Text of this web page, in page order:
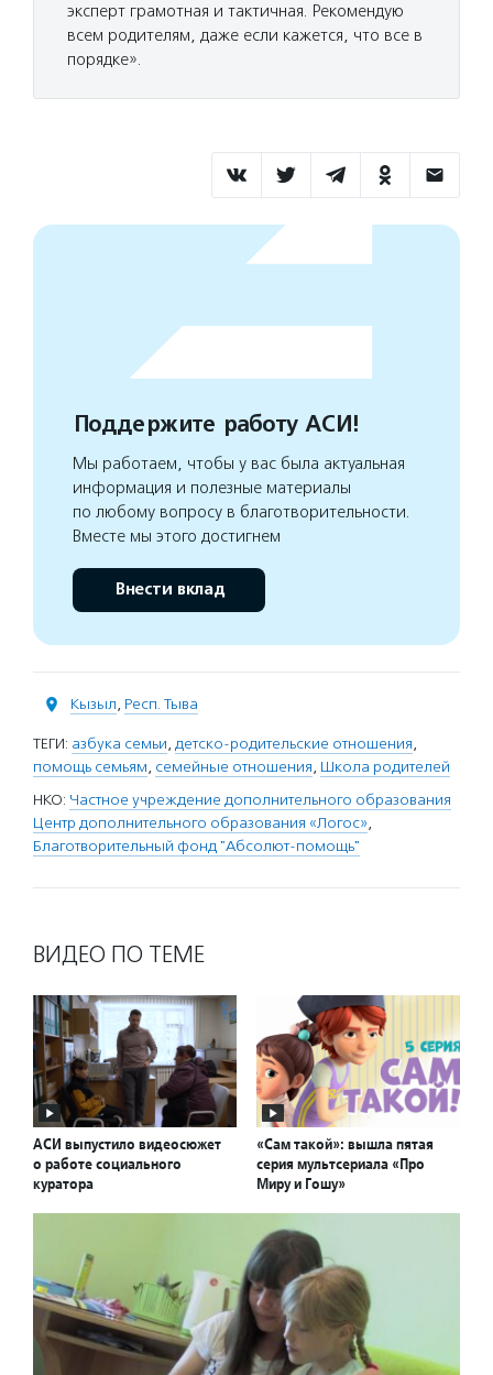
эксперт грамотная и тактичная. Рекомендую
всем родителям, даже если кажется, что все в
порядке».
Поддержите работу АСИ!
Мы работаем, чтобы у вас была актуальная
информация и полезные материалы
по любому вопросу в благотворительности.
Вместе мы этого достигнем
Внести вклад
Кызыл, Респ. Тыва
ТЕГИ: азбука семьи, детско-родительские отношения,
помощь семьям, семейные отношения, Школа родителей
НКО: Частное учреждение дополнительного образования
Центр дополнительного образования «Логос»,
Благотворительный фонд "Абсолют-помощь"
ВИДЕО ПО ТЕМЕ
АСИ выпустило видеосюжет
о работе социального
куратора
«Сам такой»: вышла пятая
серия мультсериала «Про
Миру и Гошу»